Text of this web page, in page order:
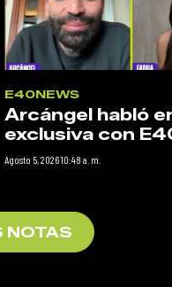
E40NEWS
Arcángel habló
exclusiva con
Agosto 5, 2026 10:48 a. m.
NOTAS